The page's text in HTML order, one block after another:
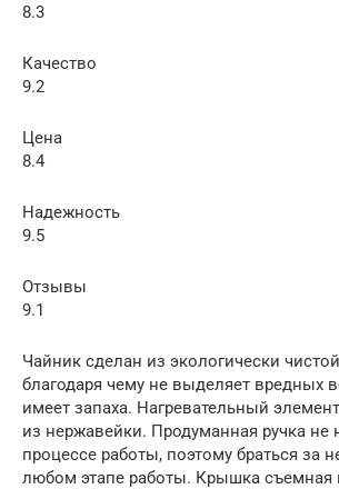
8.3
Качество
9.2
Цена
8.4
Надежность
9.5
Отзывы
9.1
Чайник сделан из экологически
благодаря чему не выделяет вредных
имеет запаха. Нагревательный
из нержавейки. Продуманная ручка не
процессе работы, поэтому браться за
любом этапе работы. Крышка съемная